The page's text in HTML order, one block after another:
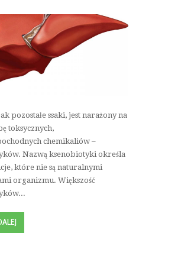
pozostałe ssaki, jest narażony na
toksycznych,
chemikaliów –
Nazwą ksenobiotyki określa
które nie są naturalnymi
organizmu. Większość